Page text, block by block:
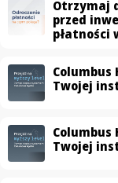
Otrzymaj
przed
płatności
Columbus
Twojej
Columbus
Twojej